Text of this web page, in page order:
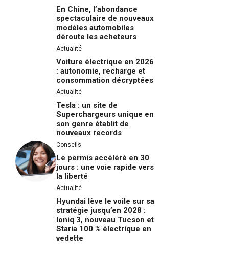
En Chine, l’abondance
spectaculaire de nouveaux
modèles automobiles
déroute les acheteurs
Actualité
Voiture électrique en 2026
: autonomie, recharge et
consommation décryptées
Actualité
Tesla : un site de
Superchargeurs unique en
son genre établit de
nouveaux records
Conseils
Le permis accéléré en 30
jours : une voie rapide vers
la liberté
Actualité
Hyundai lève le voile sur sa
stratégie jusqu’en 2028 :
Ioniq 3, nouveau Tucson et
Staria 100 % électrique en
vedette